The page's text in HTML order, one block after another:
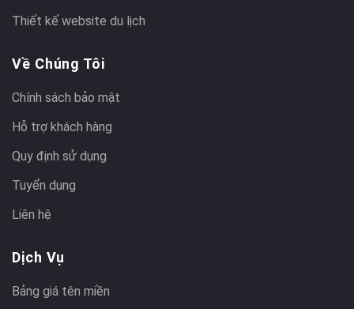
Thiết kế website du lịch
Về Chúng Tôi
Chính sách bảo mật
Hỗ trợ khách hàng
Quy định sử dụng
Tuyển dụng
Liên hệ
Dịch Vụ
Bảng giá tên miền